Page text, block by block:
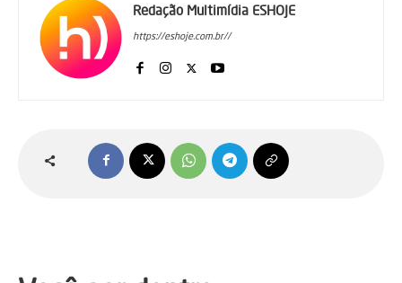
Redação Multimídia ESHOJE
https://eshoje.com.br//